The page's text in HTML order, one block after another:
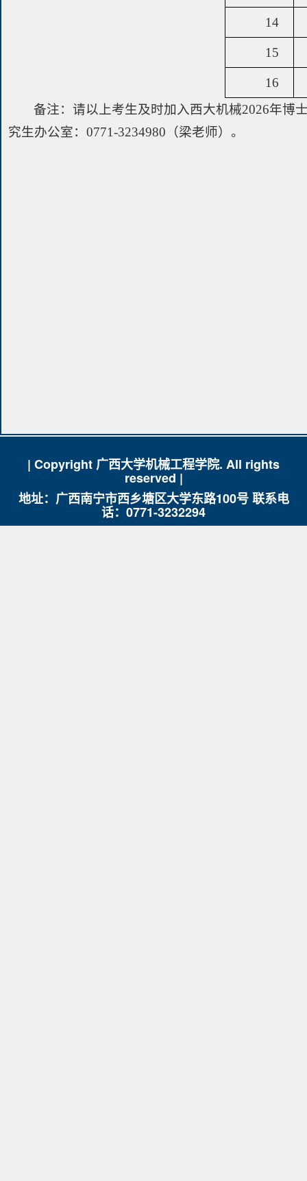
14
15
16
备注：请以上考生及时加入西大机械2026年博
究生办公室：0771-3234980（梁老师）。
| Copyright 广西大学机械工程学院. All rights
reserved |
地址：广西南宁市西乡塘区大学东路100号 联系电
话：0771-3232294